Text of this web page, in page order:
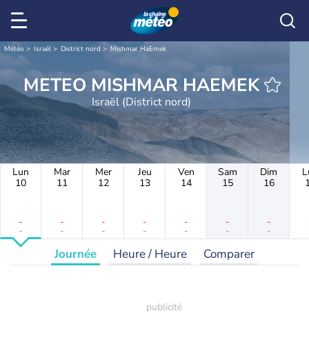
Météo Israël District nord Mishmar HaEmek
METEO MISHMAR HAEMEK
Israël (District nord)
Lun
10
-
-
Mar
11
-
-
Mer
12
-
-
Jeu
13
-
-
Ven
14
-
-
Sam
15
-
-
Dim
16
-
-
Journée Heure / Heure Comparer